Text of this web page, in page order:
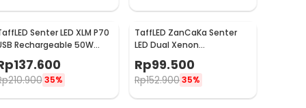
Senter LED XLM P70
Rechargeable 50W
1000 Lumens with 26650
- XLM-P70
137.600
210.900 35%
TaffLED ZanCaKa Senter
LED Dual Xenon
Lumens - Q3
Rp99.500
Rp152.90035%